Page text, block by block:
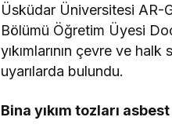
Üsküdar Üniversitesi AR-
Bölümü Öğretim Üyesi
yıkımlarının çevre ve
uyarılarda bulundu.
Bina yıkım tozları